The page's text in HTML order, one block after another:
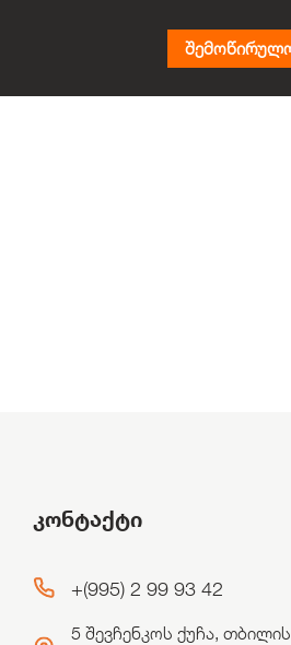
კონტაქტი
+(995) 2 99 93 42
5 შევჩენკოს ქუჩა,